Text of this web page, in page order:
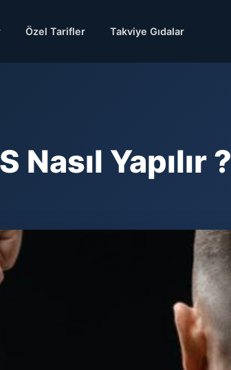
Özel Tarifler Takviye Gıdalar
Nasıl Yapılır ?